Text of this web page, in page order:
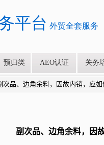
次品、边角余料，因故内销，应
副次品、边角余料，因